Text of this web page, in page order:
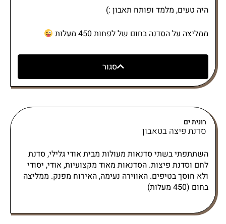
היה טעים, מלמד ופותח תאבון :)
ממליצה על הסדנה בחום של לפחות 450 מעלות
סגור
רונית ים
סדנת פיצה בטאבון
השתתפתי בשתי סדנאות מעולות מבית אודי גלילי, סדנת
לחם וסדנת פיצות. הסדנאות מאוד מקצועיות, אודי, יסודי
ולא חוסך בטיפים. האווירה נעימה, האירוח מפנק. ממליצה
בחום (450 מעלות)